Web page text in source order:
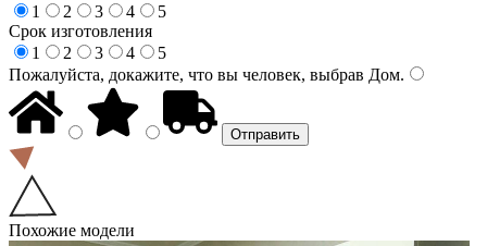
1
2 3 4
5
Срок изготовления
1
2 3 4
5
Пожалуйста, докажите, что вы человек, выбрав Дом.
Похожие модели